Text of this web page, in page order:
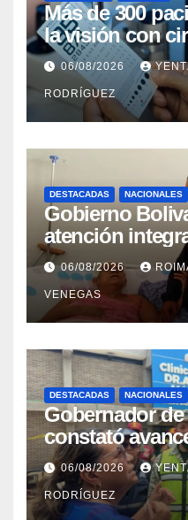
Más de 300
la visión con
cataratas en
06/08/2026
RODRÍGUEZ
DESTACADAS NACIONALES
Gobierno
atención
con
campamentos
06/08/2026
VENEGAS
DESTACADAS NACIONALES
Gobernador de
constató
rehabilitación
Catia la Mar
06/08/2026
RODRÍGUEZ